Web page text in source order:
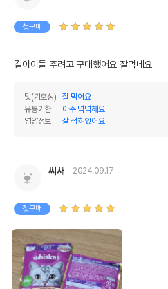
첫구매
길아이들 주려고 구매했어요 잘먹네요
맛(기호성)
잘 먹어요
유통기한
아주 넉넉해요
영양정보
잘 적혀있어요
씨새 2024.09.17
첫구매